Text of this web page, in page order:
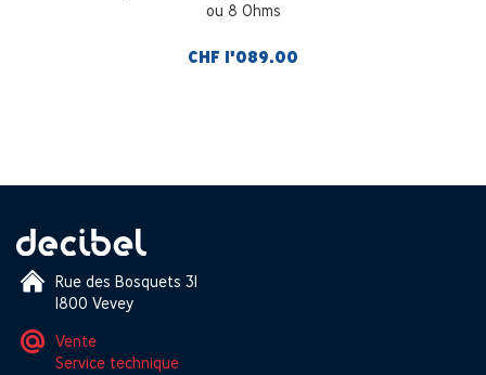
ou 8 Ohms
CHF 1'089.00
Rue des Bosquets 31
1800 Vevey
Vente
Service technique